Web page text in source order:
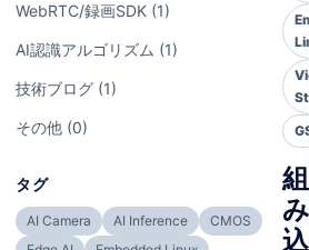
WebRTC/録画SDK (1)
AI認識アルゴリズム (1)
技術ブログ (1)
その他 (0)
タグ
AI Camera AI Inference
CMOS
組
み
込